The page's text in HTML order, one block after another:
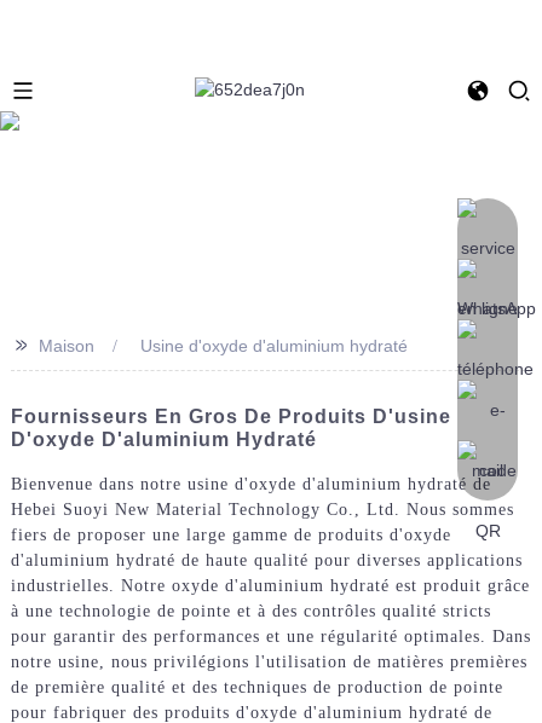
>> Maison Usine d'oxyde d'aluminium hydraté
Fournisseurs En Gros De Produits D'usine
D'oxyde D'aluminium Hydraté
Bienvenue dans notre usine d'oxyde d'aluminium hydraté de
Hebei Suoyi New Material Technology Co., Ltd. Nous sommes
fiers de proposer une large gamme de produits d'oxyde
d'aluminium hydraté de haute qualité pour diverses applications
industrielles. Notre oxyde d'aluminium hydraté est produit grâce
à une technologie de pointe et à des contrôles qualité stricts
pour garantir des performances et une régularité optimales. Dans
notre usine, nous privilégions l'utilisation de matières premières
de première qualité et des techniques de production de pointe
pour fabriquer des produits d'oxyde d'aluminium hydraté de